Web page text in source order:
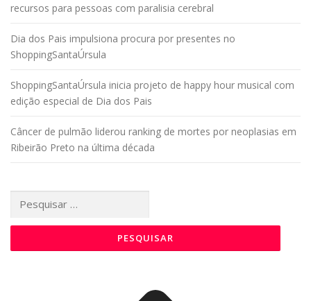
recursos para pessoas com paralisia cerebral
Dia dos Pais impulsiona procura por presentes no
ShoppingSantaÚrsula
ShoppingSantaÚrsula inicia projeto de happy hour musical com
edição especial de Dia dos Pais
Câncer de pulmão liderou ranking de mortes por neoplasias em
Ribeirão Preto na última década
por: